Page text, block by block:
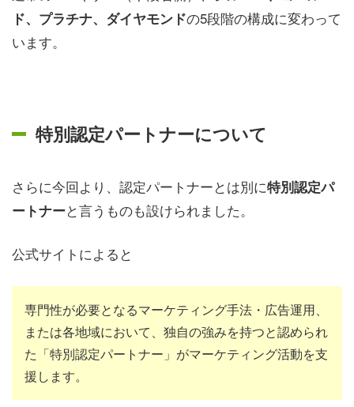
ド、プラチナ、ダイヤモンドの5段階の構成に変わって
います。
特別認定パートナーについて
さらに今回より、認定パートナーとは別に特別認定パ
ートナーと言うものも設けられました。
公式サイトによると
専門性が必要となるマーケティング手法・広告運用、
または各地域において、独自の強みを持つと認められ
た「特別認定パートナー」がマーケティング活動を支
援します。